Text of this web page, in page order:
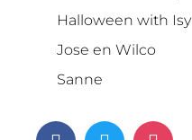
Halloween with Isy
Jose en Wilco
Sanne